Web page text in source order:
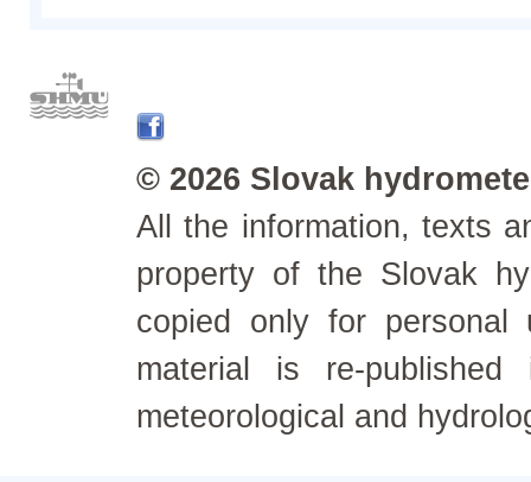
© 2026 Slovak
All the information, texts
property of the Slovak
copied only for personal
material is re-
meteorological and